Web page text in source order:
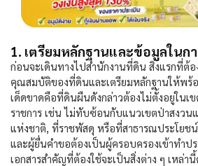
1. เตรียมหลักฐานและข้อมูลในก
ก่อนจะเดินทางไปสำนักงานที่ดิน สิ่งแรกที่ต้
คุณสมบัติของที่ดินและเตรียมหลักฐานให้พร้
เด็ดขาดคือที่ดินผืนดังกล่าวต้องไม่ตั้งอยู่ในเ
ราชการ เช่น ไม่ทับซ้อนกับแนวเขตป่าสงวน
แห่งชาติ, ที่ราชพัสดุ หรือที่สาธารณประโยช
และผู้ยื่นคำขอต้องเป็นผู้ครอบครองเข้าทำป
เอกสารสำคัญที่ต้องใช้จะเป็นสิ่งต่าง ๆ เหล่า